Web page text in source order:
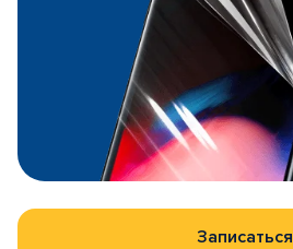
Записаться